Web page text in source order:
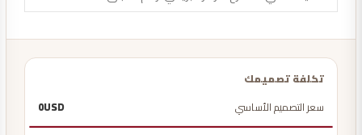
تكلفة تصميمك
سعر التصميم الأساسي
0USD